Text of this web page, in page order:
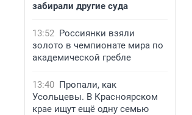
забирали другие суда
13:52 Россиянки взяли
золото в чемпионате мира по
академической гребле
13:40 Пропали, как
Усольцевы. В Красноярском
крае ищут ещё одну семью